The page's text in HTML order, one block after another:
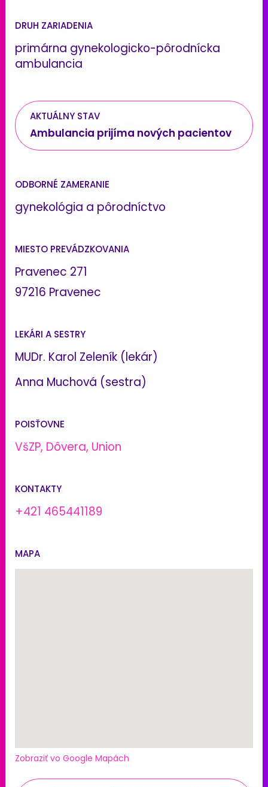
DRUH ZARIADENIA
primárna gynekologicko-pôrodnícka
ambulancia
AKTUÁLNY STAV
Ambulancia prijíma nových pacientov
ODBORNÉ ZAMERANIE
gynekológia a pôrodníctvo
MIESTO PREVÁDZKOVANIA
Pravenec 271
97216 Pravenec
LEKÁRI A SESTRY
MUDr. Karol Zeleník (lekár)
Anna Muchová (sestra)
POISŤOVNE
VšZP, Dôvera, Union
KONTAKTY
+421 465441189
MAPA
Zobraziť vo Google Mapách